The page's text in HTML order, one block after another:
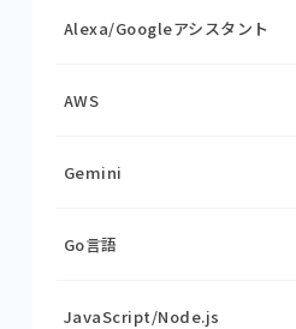
Alexa/Googleアシスタント
AWS
Gemini
Go言語
JavaScript/Node.js